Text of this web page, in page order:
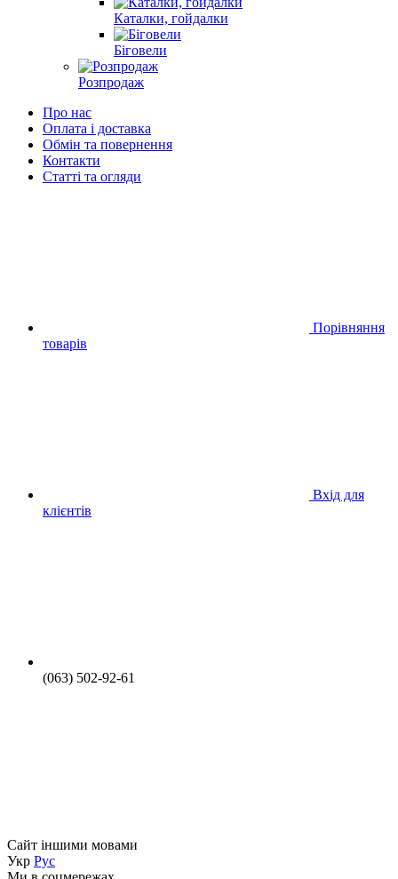
Каталки, гойдалки
Біговели
Розпродаж
Про нас
Оплата і доставка
Обмін та повернення
Контакти
Статті та огляди
Порівняння
товарів
Вхід для
клієнтів
(063) 502-92-61
Сайт іншими мовами
Укр Рус